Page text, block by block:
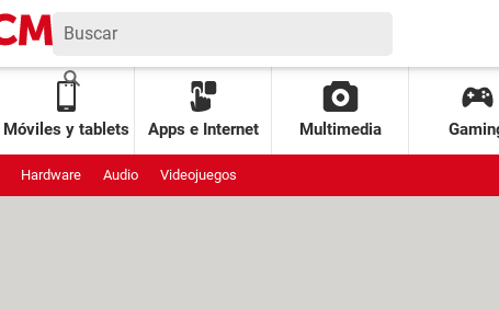
Móviles y tablets Apps e Internet Multimedia
Hardware Audio Videojuegos